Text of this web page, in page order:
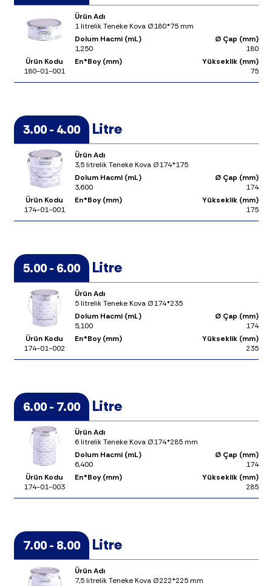
Ürün Adı
1 litrelik Teneke Kova Ø180*75 mm
Dolum Hacmi (mL)
1,250
Ø Çap (mm)
180
Ürün Kodu
180-01-001
En*Boy (mm)
Yükseklik (mm)
75
3.00 - 4.00 Litre
Ürün Adı
3,5 litrelik Teneke Kova Ø174*175
Dolum Hacmi (mL)
3,600
Ø Çap (mm)
174
Ürün Kodu
174-01-001
En*Boy (mm)
Yükseklik (mm)
175
5.00 - 6.00 Litre
Ürün Adı
5 litrelik Teneke Kova Ø174*235
Dolum Hacmi (mL)
5,100
Ø Çap (mm)
174
Ürün Kodu
174-01-002
En*Boy (mm)
Yükseklik (mm)
235
6.00 - 7.00 Litre
Ürün Adı
6 litrelik Teneke Kova Ø174*285 mm
Dolum Hacmi (mL)
6,400
Ø Çap (mm)
174
Ürün Kodu
174-01-003
En*Boy (mm)
Yükseklik (mm)
285
7.00 - 8.00 Litre
Ürün Adı
7,5 litrelik Teneke Kova Ø222*225 mm